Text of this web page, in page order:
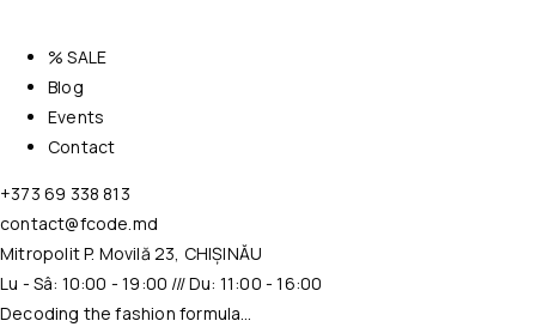
% SALE
Blog
Events
Contact
+373 69 338 813
contact@fcode.md
Mitropolit P. Movilă 23, CHIȘINĂU
Lu - Sâ: 10:00 - 19:00 /// Du: 11:00 - 16:00
Decoding the fashion formula…